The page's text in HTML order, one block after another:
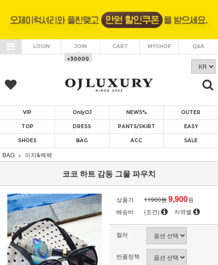
LOGIN JOIN
+30000
CART MYSHOP Q&A
VIP OnlyOJ NEW5% OUTER
TOP DRESS PANTS/SKIRT EASY
SHOES BAG ACC SALE
BAG 이지&백팩
코코 하트 감동 그물 파우치
상품가 11900원9,900원
배송비
(조건) 지역별
컬러
반품정책